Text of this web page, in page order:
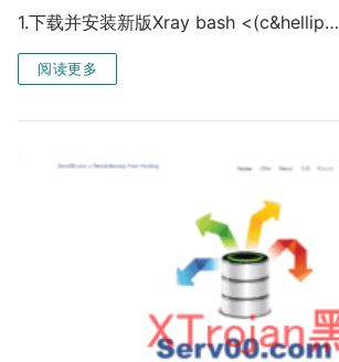
1.下载并安装新版Xray bash <(c&hellip…
阅读更多